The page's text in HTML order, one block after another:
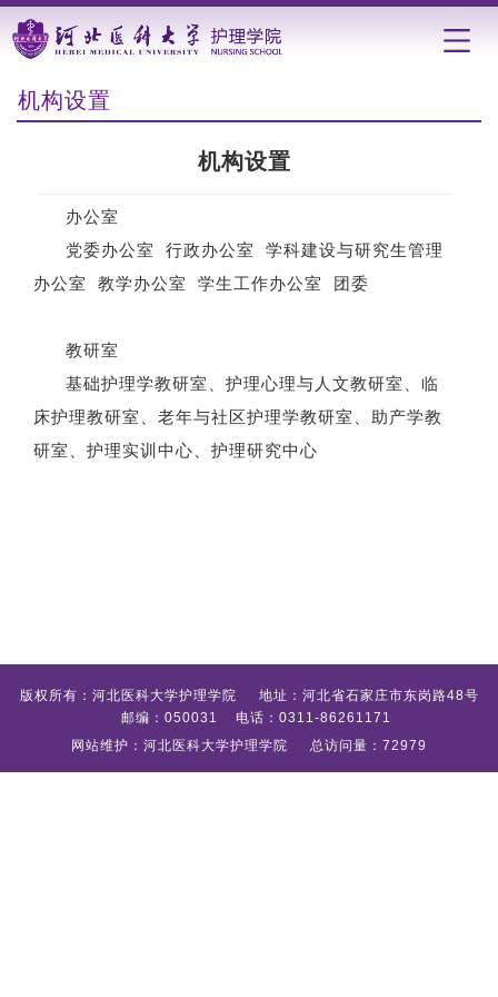
机构设置
机构设置
办公室
党委办公室 行政办公室 学科建设与研究生管理
办公室 教学办公室 学生工作办公室 团委
教研室
基础护理学教研室、护理心理与人文教研室、临
床护理教研室、老年与社区护理学教研室、助产学教
研室、护理实训中心、护理研究中心
版权所有：河北医科大学护理学院 地址：河北省石家庄市东岗路48号
邮编：050031 电话：0311-86261171
网站维护：河北医科大学护理学院 总访问量：72979